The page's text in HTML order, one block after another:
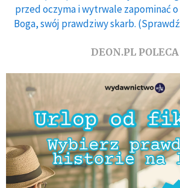
przed oczyma i wytrwale zapominać
Boga, swój prawdziwy skarb. (Sprawdź:
DEON.PL POLECA